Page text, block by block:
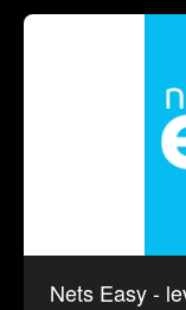
Nets Easy -